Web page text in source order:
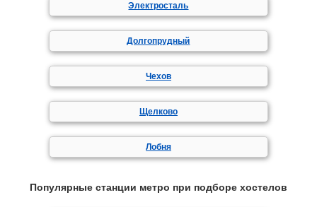
Электросталь
Долгопрудный
Чехов
Щелково
Лобня
Популярные станции метро при подборе хостелов